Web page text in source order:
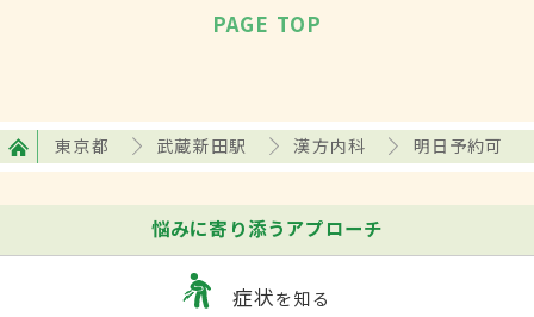
PAGE TOP
東京都 武蔵新田駅 漢方内科 明日予約可
悩みに寄り添うアプローチ
症状を知る